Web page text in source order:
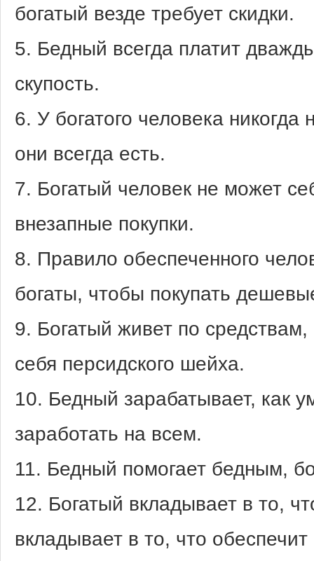
богатый везде требует скидки.
5. Бедный всегда платит
скупость.
6. У богатого человека никогда
они всегда есть.
7. Богатый человек не может
внезапные покупки.
8. Правило обеспеченного
богаты, чтобы покупать
9. Богатый живет по
себя персидского шейха.
10. Бедный зарабатывает, как
заработать на всем.
11. Бедный помогает бедным,
12. Богатый вкладывает в то,
вкладывает в то, что обеспечит